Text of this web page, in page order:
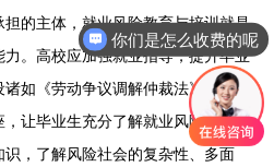
的主体，就业风险教育与培训就是
。高校应加强就业指导，提升毕业
如《劳动争议调解仲裁法》等就业
让毕业生充分了解就业风险，掌握
，了解风险社会的复杂性、多面
你们是怎么收费的呢